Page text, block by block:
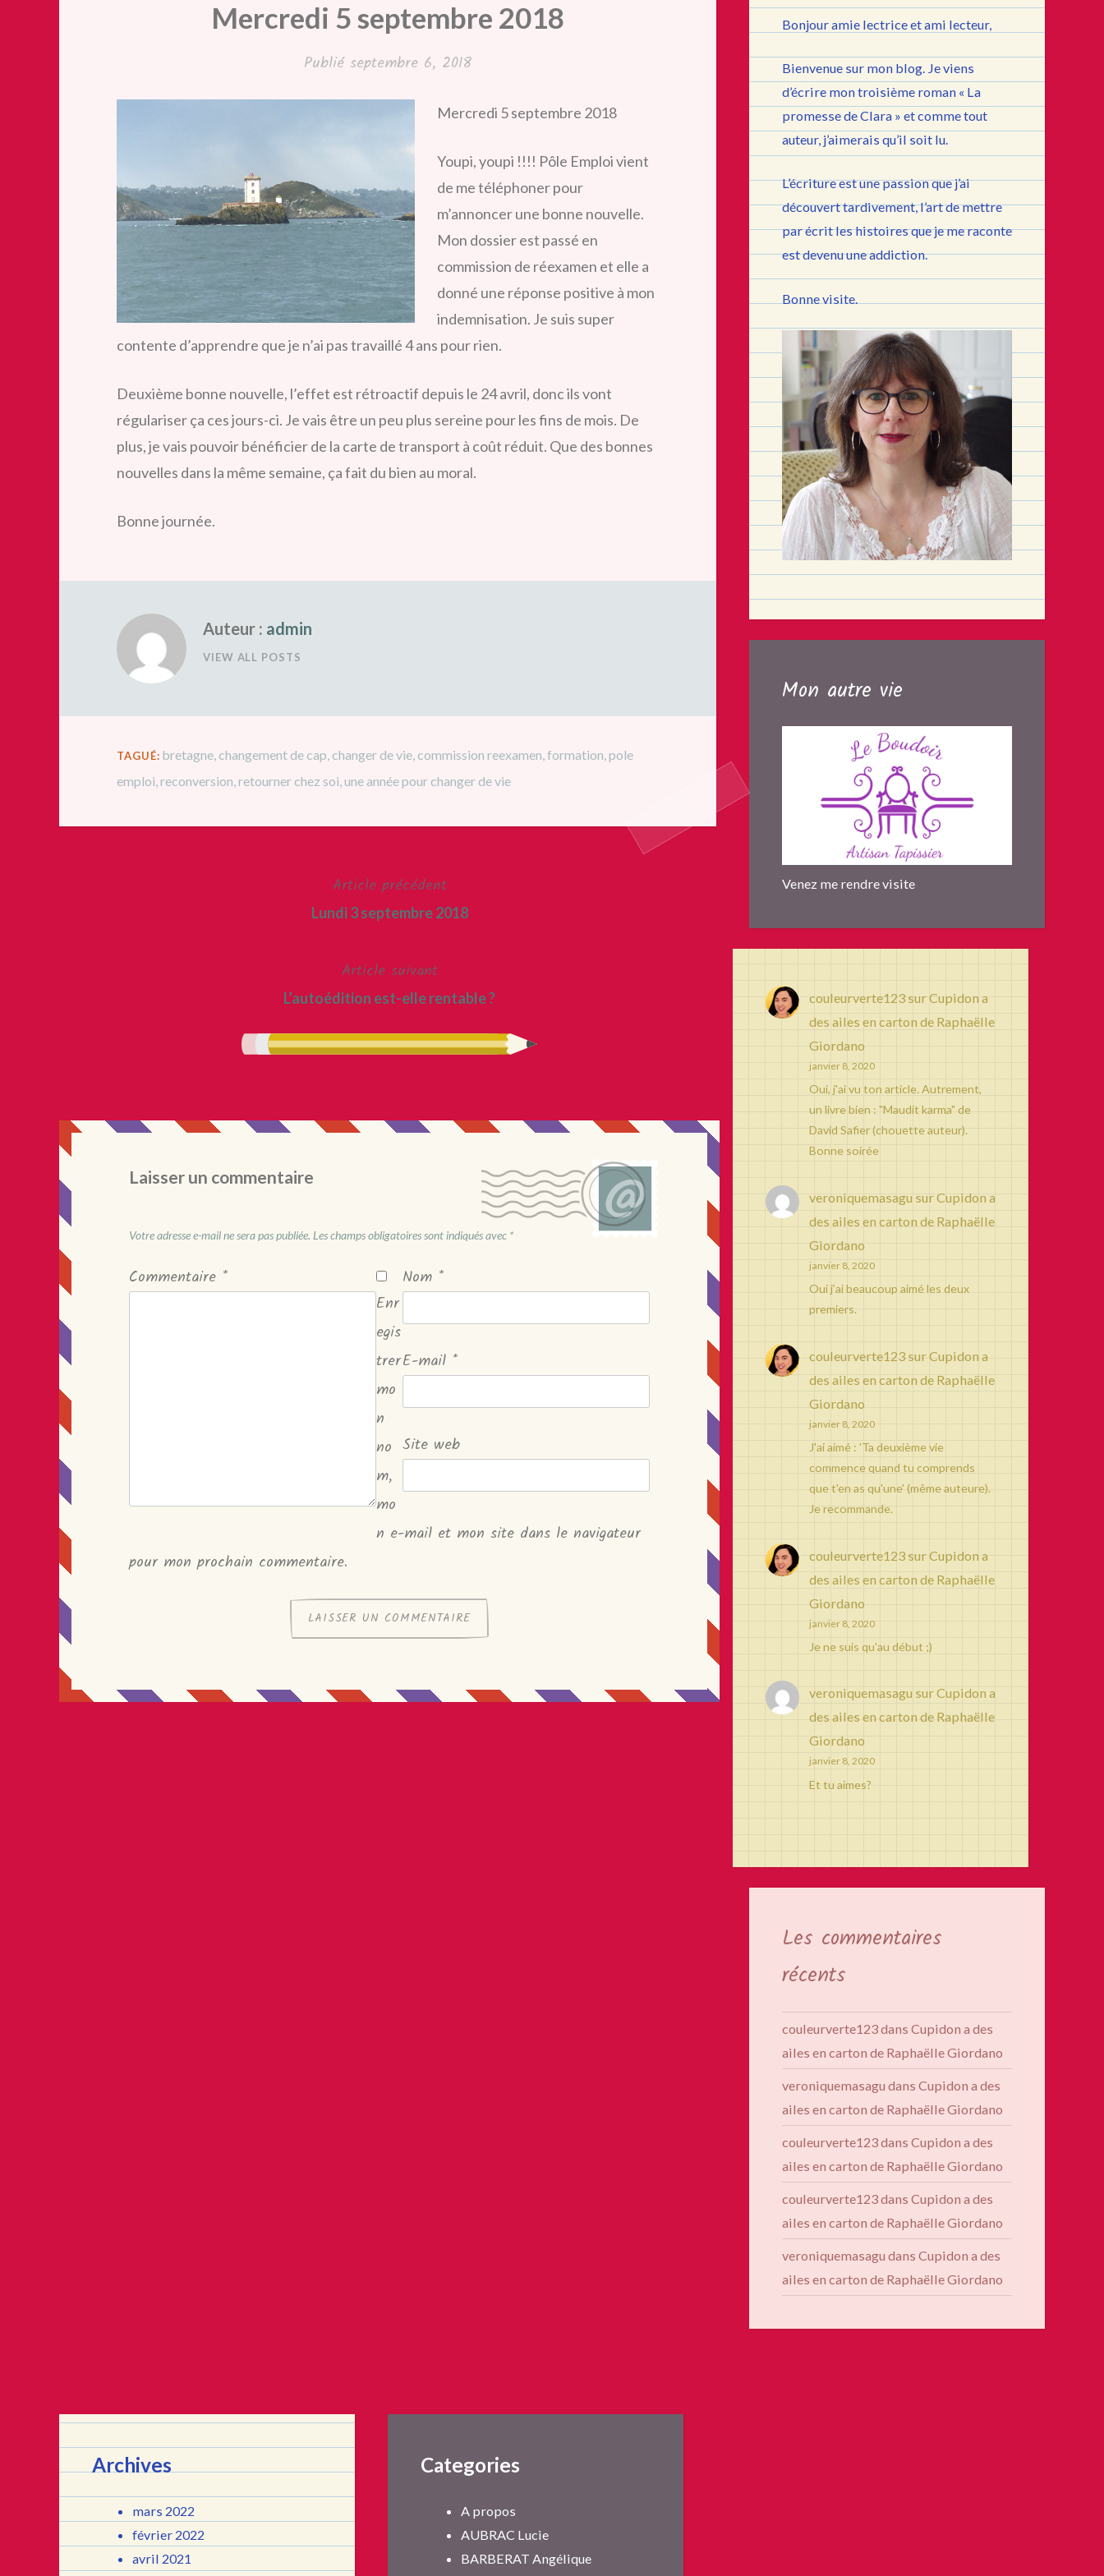
Mercredi 5 septembre 2018
Publié septembre 6, 2018
Mercredi 5 septembre 2018
Youpi, youpi !!!! Pôle Emploi vient
de me téléphoner pour
m’annoncer une bonne nouvelle.
Mon dossier est passé en
commission de réexamen et elle a
donné une réponse positive à mon
indemnisation. Je suis super
contente d’apprendre que je n’ai pas travaillé 4 ans pour rien.
Deuxième bonne nouvelle, l’effet est rétroactif depuis le 24 avril, donc ils vont
régulariser ça ces jours-ci. Je vais être un peu plus sereine pour les fins de mois. De
plus, je vais pouvoir bénéficier de la carte de transport à coût réduit. Que des bonnes
nouvelles dans la même semaine, ça fait du bien au moral.
Bonne journée.
Auteur : admin
VIEW ALL POSTS
TAGUÉ: bretagne ,changement de cap ,changer de vie ,commission reexamen ,formation ,pole
emploi reconversion retourner chez soi une année pour changer de vie
Article précédent
Lundi 3 septembre 2018
Article suivant
L’autoédition est-elle rentable ?
Laisser un commentaire
Votre adresse e-mail ne sera pas publiée. Les champs obligatoires sont indiqués avec *
Commentaire * Nom *
E-mail *
Site web
Enr
egis
trer
mo
n
no
m,
mo
n e-mail et mon site dans le navigateur
pour mon prochain commentaire.
Bonjour amie lectrice et ami lecteur,
Bienvenue sur mon blog. Je viens
d’écrire mon troisième roman « La
promesse de Clara » et comme tout
auteur, j’aimerais qu’il soit lu.
L’écriture est une passion que j’ai
découvert tardivement, l’art de mettre
par écrit les histoires que je me raconte
est devenu une addiction.
Bonne visite.
Mon autre vie
Venez me rendre visite
couleurverte123surCupidon a
des ailes en carton de Raphaëlle
Giordano
janvier 8, 2020
Oui, j'ai vu ton article. Autrement,
un livre bien : "Maudit karma" de
David Safier (chouette auteur).
Bonne soirée
veroniquemasagu surCupidon a
des ailes en carton de Raphaëlle
Giordano
janvier 8, 2020
Oui j’ai beaucoup aimé les deux
premiers.
couleurverte123surCupidon a
des ailes en carton de Raphaëlle
Giordano
janvier 8, 2020
J'ai aimé : 'Ta deuxième vie
commence quand tu comprends
que t'en as qu'une' (même auteure).
Je recommande.
couleurverte123surCupidon a
des ailes en carton de Raphaëlle
Giordano
janvier 8, 2020
Je ne suis qu'au début ;)
veroniquemasagu surCupidon a
des ailes en carton de Raphaëlle
Giordano
janvier 8, 2020
Et tu aimes?
Les commentaires
récents
couleurverte123dans Cupidon a des
ailes en carton de Raphaëlle Giordano
veroniquemasagu dans Cupidon a des
ailes en carton de Raphaëlle Giordano
couleurverte123dans Cupidon a des
ailes en carton de Raphaëlle Giordano
couleurverte123dans Cupidon a des
ailes en carton de Raphaëlle Giordano
veroniquemasagu dans Cupidon a des
ailes en carton de Raphaëlle Giordano
Archives
mars 2022
février 2022
avril 2021
Categories
A propos
AUBRAC Lucie
BARBERAT Angélique